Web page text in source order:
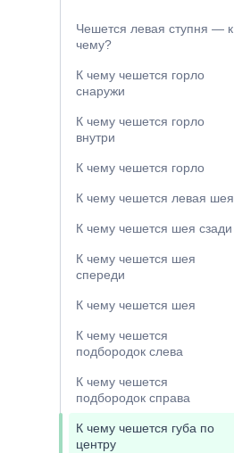
Чешется левая ступня — к
чему?
К чему чешется горло
снаружи
К чему чешется горло
внутри
К чему чешется горло
К чему чешется левая шея
К чему чешется шея сзади
К чему чешется шея
спереди
К чему чешется шея
К чему чешется
подбородок слева
К чему чешется
подбородок справа
К чему чешется губа по
центру